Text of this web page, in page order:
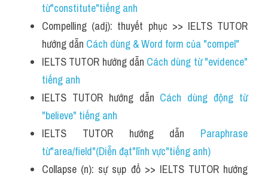
từ"constitute"tiếng anh
Compelling (adj): thuyết phục >> IELTS TUTOR
hướng dẫn Cách dùng & Word form của "compel"
IELTS TUTOR hướng dẫn Cách dùng từ "evidence"
tiếng anh
IELTS TUTOR hướng dẫn Cách dùng động từ
"believe" tiếng anh
IELTS TUTOR hướng dẫn Paraphrase
từ"area/field"(Diễn đạt"lĩnh vực"tiếng anh)
Collapse (n): sự sụp đổ >> IELTS TUTOR hướng